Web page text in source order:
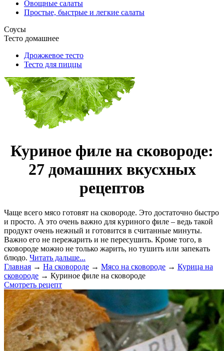
Овощные салаты
Простые, быстрые и легкие салаты
Соусы
Тесто домашнее
Дрожжевое тесто
Тесто для пиццы
Куриное филе на сковороде:
27 домашних вкусхных
рецептов
Чаще всего мясо готовят на сковороде. Это достаточно быстро
и просто. А это очень важно для куриного филе – ведь такой
продукт очень нежный и готовится в считанные минуты.
Важно его не пережарить и не пересушить. Кроме того, в
сковороде можно не только жарить, но тушить или запекать
блюдо. Читать дальше...
Главная → На сковороде → Мясо на сковороде → Курица на
сковороде → Куриное филе на сковороде
Смотреть рецепт